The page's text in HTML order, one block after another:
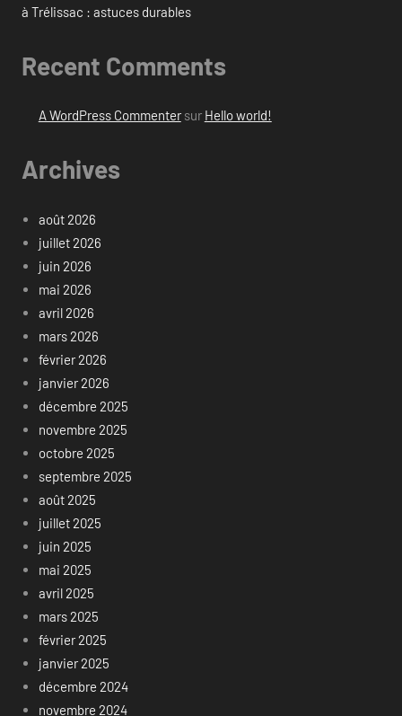
à Trélissac : astuces durables
Recent Comments
A WordPress Commentersur Hello world!
Archives
août 2026
juillet 2026
juin 2026
mai 2026
avril 2026
mars 2026
février 2026
janvier 2026
décembre 2025
novembre 2025
octobre 2025
septembre 2025
août 2025
juillet 2025
juin 2025
mai 2025
avril 2025
mars 2025
février 2025
janvier 2025
décembre 2024
novembre 2024